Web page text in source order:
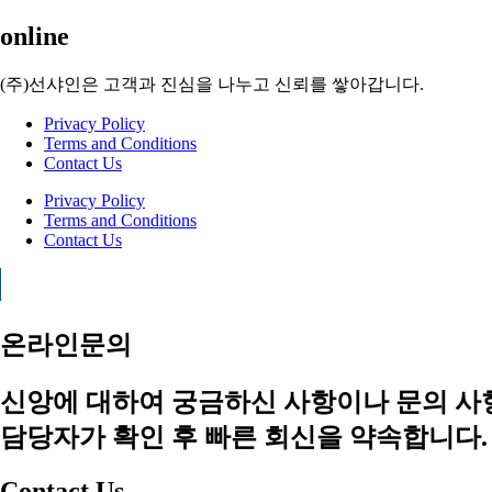
online
(주)선샤인은 고객과 진심을 나누고 신뢰를 쌓아갑니다.
Privacy Policy
Terms and Conditions
Contact Us
Privacy Policy
Terms and Conditions
Contact Us
온라인문의
신앙에 대하여 궁금하신 사항이나 문의 사
담당자가 확인 후 빠른 회신을 약속합니다.